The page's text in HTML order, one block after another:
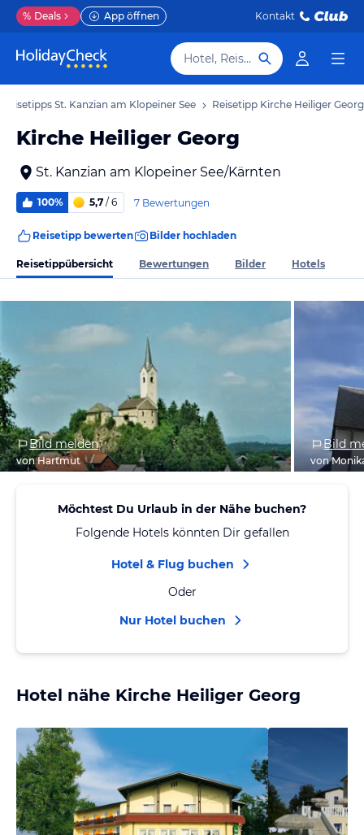
% Deals App öffnen Kontakt
Hotel, Reiseziel
Reisetipps St. Kanzian am Klopeiner See Reisetipp Kirche Heiliger Georg
Kirche Heiliger Georg
St. Kanzian am Klopeiner See/Kärnten
100% 5,7 / 6 7 Bewertungen
Reisetipp bewerten Bilder hochladen
Reisetippübersicht Bewertungen Bilder Hotels
Bild melden
von Hartmut
Bild
von
Möchtest Du Urlaub in der Nähe buchen?
Folgende Hotels könnten Dir gefallen
Hotel & Flug buchen
Oder
Nur Hotel buchen
Hotel nähe Kirche Heiliger Georg